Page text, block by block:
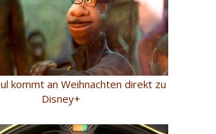
kommt an Weihnachten direkt zu
Disney+